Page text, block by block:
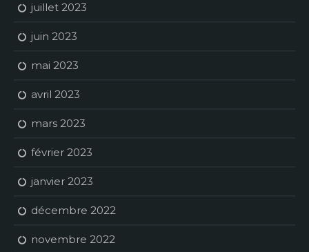
juillet 2023
juin 2023
mai 2023
avril 2023
mars 2023
février 2023
janvier 2023
décembre 2022
novembre 2022